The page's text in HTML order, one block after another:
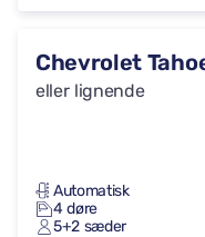
Chevrolet
eller lignende
Automatisk
4 døre
5+2 sæder